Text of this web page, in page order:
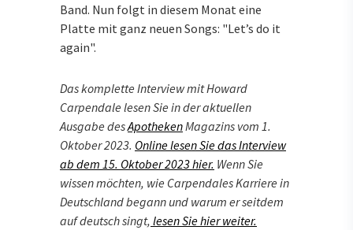
Band. Nun folgt in diesem Monat eine
Platte mit ganz neuen Songs: "Let’s do it
again".
Das komplette Interview mit Howard
Carpendale lesen Sie in der aktuellen
Ausgabe desApothekenMagazins vom 1.
Oktober 2023. Online lesen Sie das Interview
ab dem 15. Oktober 2023 hier. Wenn Sie
wissen möchten, wie Carpendales Karriere in
Deutschland begann und warum er seitdem
auf deutsch singt, lesen Sie hier weiter.